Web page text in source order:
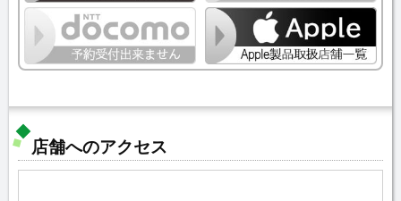
店舗へのアクセス